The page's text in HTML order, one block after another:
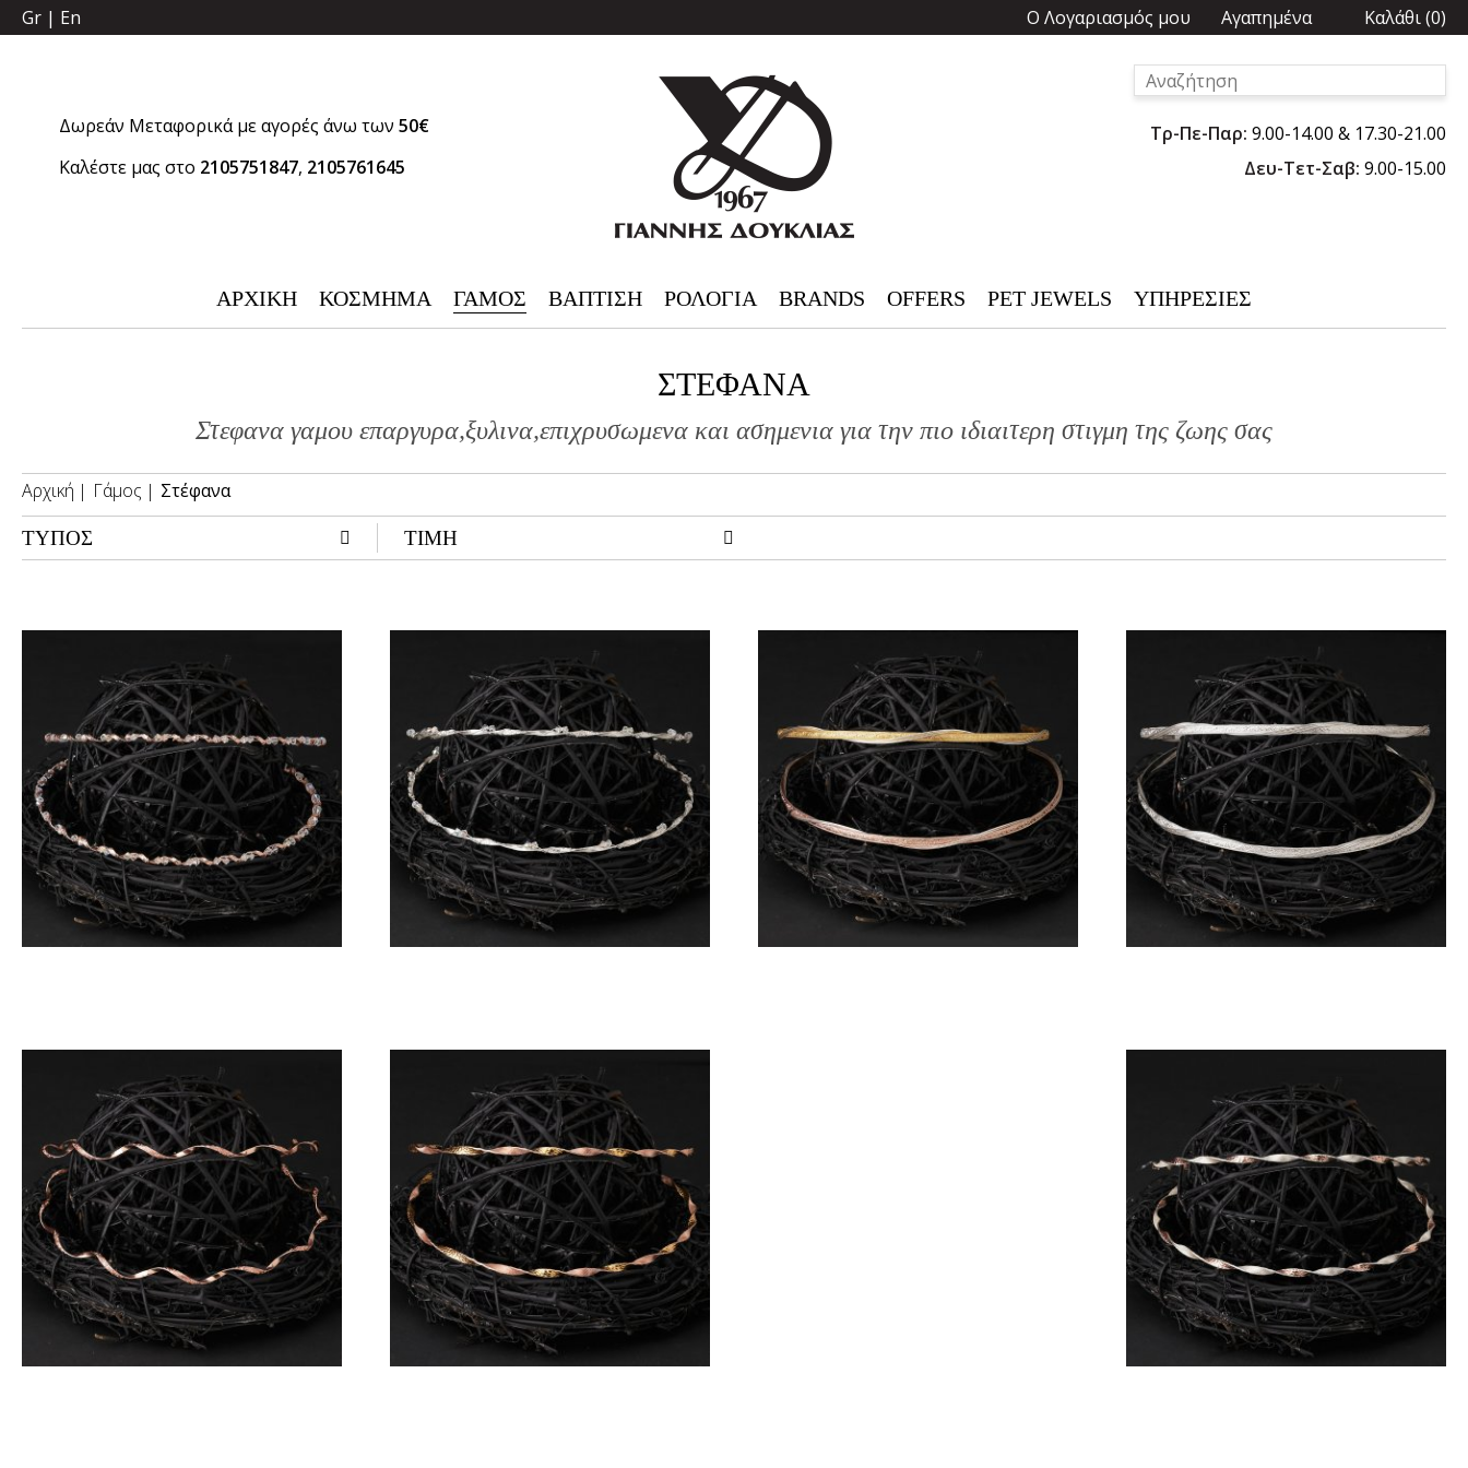
Gr | En Ο Λογαριασμός μου Αγαπημένα Καλάθι(0)
Δωρεάν Μεταφορικά με αγορές άνω των 50€
Καλέστε μας στο 2105751847, 2105761645
Τρ-Πε-Παρ: 9.00-14.00 & 17.30-21.00
Δευ-Τετ-Σαβ: 9.00-15.00
ΑΡΧΙΚΗ ΚΟΣΜΗΜΑ ΓΑΜΟΣ ΒΑΠΤΙΣΗ ΡΟΛΟΓΙΑ BRANDS OFFERS PET JEWELS ΥΠΗΡΕΣΙΕΣ
ΣΤΕΦΑΝΑ
Στεφανα γαμου επαργυρα,ξυλινα,επιχρυσωμενα και ασημενια για την πιο ιδιαιτερη στιγμη της ζωης σας
Αρχική Γάμος Στέφανα
ΤΥΠΟΣ ΤΙΜΗ